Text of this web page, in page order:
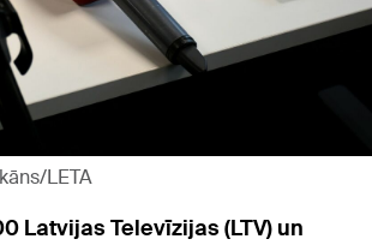
LETA
Latvijas Televīzijas (LTV) un